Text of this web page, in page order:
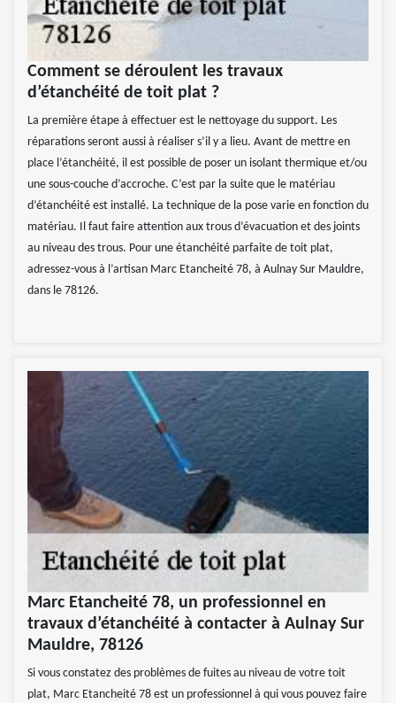
Comment se déroulent les travaux
d’étanchéité de toit plat ?
La première étape à effectuer est le nettoyage du support. Les
réparations seront aussi à réaliser s’il y a lieu. Avant de mettre en
place l’étanchéité, il est possible de poser un isolant thermique et/ou
une sous-couche d’accroche. C’est par la suite que le matériau
d’étanchéité est installé. La technique de la pose varie en fonction du
matériau. Il faut faire attention aux trous d’évacuation et des joints
au niveau des trous. Pour une étanchéité parfaite de toit plat,
adressez-vous à l’artisan Marc Etancheité 78, à Aulnay Sur Mauldre,
dans le 78126.
Marc Etancheité 78, un professionnel en
travaux d’étanchéité à contacter à Aulnay Sur
Mauldre, 78126
Si vous constatez des problèmes de fuites au niveau de votre toit
plat, Marc Etancheité 78 est un professionnel à qui vous pouvez faire